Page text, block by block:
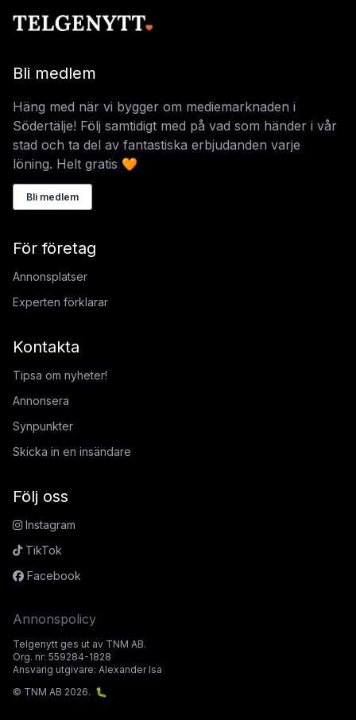
Bli medlem
Häng med när vi bygger om mediemarknaden i
Södertälje! Följ samtidigt med på vad som händer i vår
stad och ta del av fantastiska erbjudanden varje
löning. Helt gratis 🧡
Bli medlem
För företag
Annonsplatser
Experten förklarar
Kontakta
Tipsa om nyheter!
Annonsera
Synpunkter
Skicka in en insändare
Följ oss
Instagram
TikTok
Facebook
Annonspolicy
Telgenytt ges ut av TNM AB.
Org. nr: 559284-1828
Ansvarig utgivare: Alexander Isa
© TNM AB 2026. 🐛